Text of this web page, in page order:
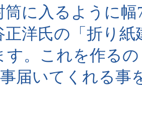
筒に入るように
正洋氏の「折り
す。これを作る
届いてくれる事